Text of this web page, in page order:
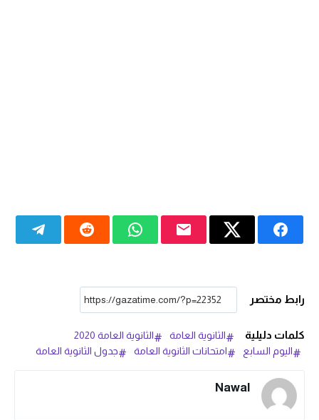
رابط مختصر
كلمات دليلية الثانوية العامة
الثانوية العامة 2020
اليوم السابع
امتحانات الثانوية العامة جدول الثانوية العامة
Nawal